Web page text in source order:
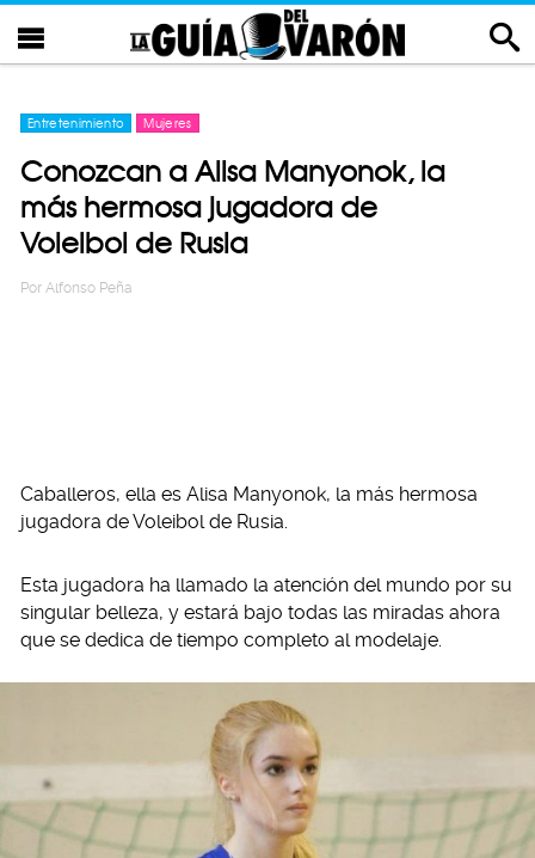
Entretenimiento Mujeres
Conozcan a Alisa Manyonok, la
más hermosa jugadora de
Voleibol de Rusia
Por Alfonso Peña
Caballeros, ella es Alisa Manyonok, la más hermosa
jugadora de Voleibol de Rusia.
Esta jugadora ha llamado la atención del mundo por su
singular belleza, y estará bajo todas las miradas ahora
que se dedica de tiempo completo al modelaje.